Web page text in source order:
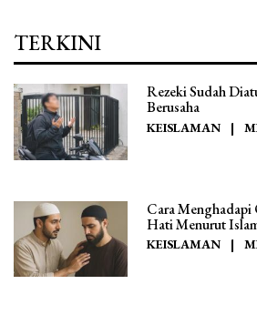
TERKINI
Rezeki Sudah
Berusaha
KEISLAMAN |
Cara Menghadapi
Hati Menurut
KEISLAMAN |